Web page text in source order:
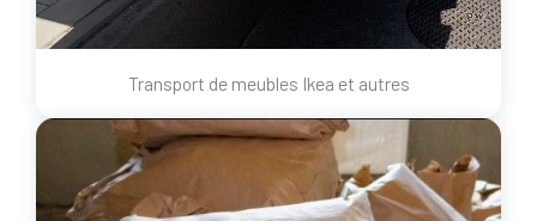
Transport de meubles Ikea et autres